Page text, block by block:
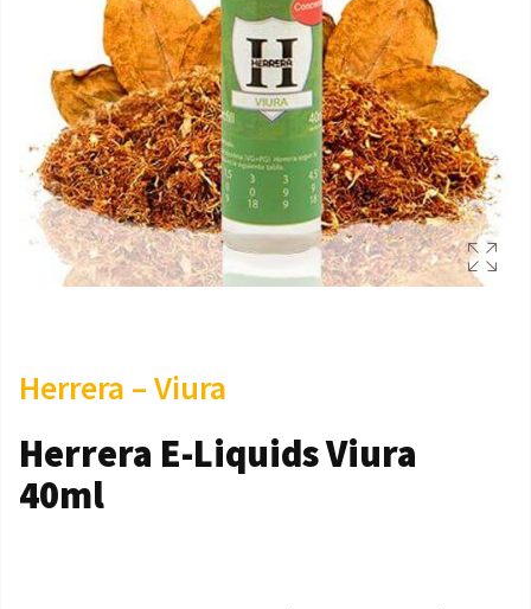
Herrera – Viura
Herrera E-Liquids Viura
40ml